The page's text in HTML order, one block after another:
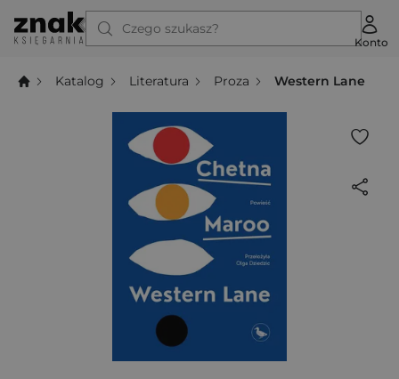
Czego szukasz?
Konto
Katalog Literatura Proza Western Lane